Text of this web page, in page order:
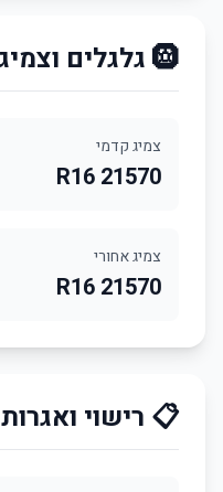
🛞 גלגלים וצמיגים
צמיג קדמי
21570 R16
צמיג אחורי
21570 R16
📋 רישוי ואגרות